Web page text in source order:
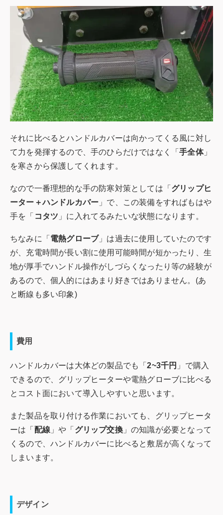
それに比べるとハンドルカバーは向かってくる風に対し
て力を発揮するので、手のひらだけではなく「手全体」
を寒さから保護してくれます。
なので一番理想的な手の防寒対策としては「 グリップヒ
ーター＋ハンドルカバー 」で、この装備をすればもはや
手を「 コタツ 」に入れてるみたいな状態になります。
ちなみに「 電熱グローブ」は過去に使用していたのです
が、充電時間が長い割に使用可能時間が短かったり、生
地が厚手でハンドル操作がしづらくなったり等の経験が
あるので、個人的にはあまり好きではありません。(あ
と断線も多い印象)
費用
ハンドルカバーは大体どの製品でも「2~3千円 」で購入
できるので、グリップヒーターや電熱グローブに比べる
とコスト面において導入しやすいと思います。
また製品を取り付ける作業においても、グリップヒータ
ーは「 配線 」や「 グリップ交換」の知識が必要となって
くるので、ハンドルカバーに比べると敷居が高くなって
しまいます。
デザイン